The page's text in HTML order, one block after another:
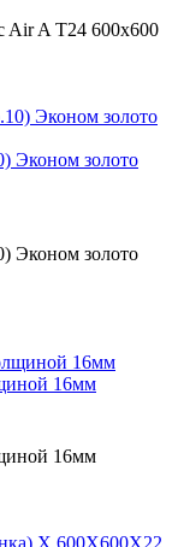
Air A T24 600х600
Эконом золото
Эконом золото
16мм
16мм